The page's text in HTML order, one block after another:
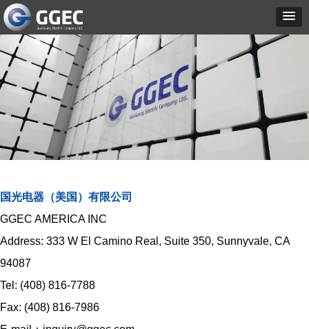
国光电器（美国）有限公司
GGEC AMERICA INC
Address: 333 W El Camino Real, Suite 350, Sunnyvale, CA
94087
Tel: (408) 816-7788
Fax: (408) 816-7986